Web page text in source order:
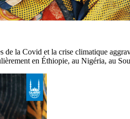
de la Covid et la crise climatique
en Éthiopie, au Nigéria, au